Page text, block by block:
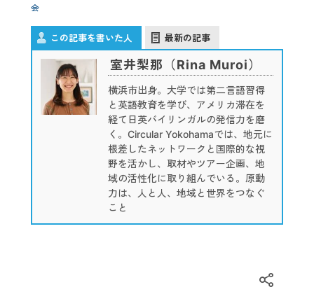
会
この記事を書いた人 最新の記事
室井梨那（Rina Muroi）
横浜市出身。大学では第二言語習得
と英語教育を学び、アメリカ滞在を
経て日英バイリンガルの発信力を磨
く。Circular Yokohamaでは、地元に
根差したネットワークと国際的な視
野を活かし、取材やツアー企画、地
域の活性化に取り組んでいる。原動
力は、人と人、地域と世界をつなぐ
こと